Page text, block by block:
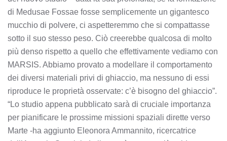
di Medusae Fossae fosse semplicemente un gigantesco
mucchio di polvere, ci aspetteremmo che si compattasse
sotto il suo stesso peso. Ciò creerebbe qualcosa di molto
più denso rispetto a quello che effettivamente vediamo con
MARSIS. Abbiamo provato a modellare il comportamento
dei diversi materiali privi di ghiaccio, ma nessuno di essi
riproduce le proprietà osservate: c’è bisogno del ghiaccio”.
“Lo studio appena pubblicato sarà di cruciale importanza
per pianificare le prossime missioni spaziali dirette verso
Marte -ha aggiunto Eleonora Ammannito, ricercatrice